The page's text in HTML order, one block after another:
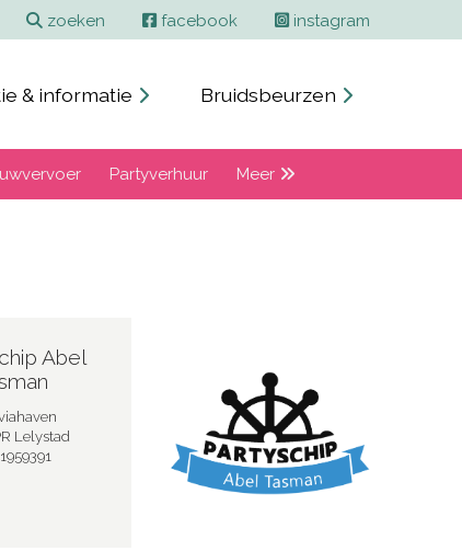
en adverteren
zoeken Zoekenfacebook instagram
& informatie Bruidsbeurzen
Partyverhuur Meer
Abel
Lelystad